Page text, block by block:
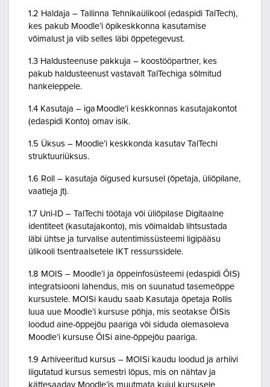
1.2 Haldaja – Tallinna Tehnikaülikool (edaspidi TalTech),
kes pakub Moodle’i õpikeskkonna kasutamise
võimalust ja viib selles läbi õppetegevust.
1.3 Haldusteenuse pakkuja – koostööpartner, kes
pakub haldusteenust vastavalt TalTechiga sõlmitud
hankeleppele.
1.4 Kasutaja – iga Moodle’i keskkonnas kasutajakontot
(edaspidi Konto) omav isik.
1.5 Üksus – Moodle’i keskkonda kasutav TalTechi
struktuuriüksus.
1.6 Roll – kasutaja õigused kursusel (õpetaja, üliõpilane,
vaatleja jt).
1.7 Uni-ID – TalTechi töötaja või üliõpilase Digitaalne
identiteet (kasutajakonto), mis võimaldab lihtsustada
läbi ühtse ja turvalise autentimissüsteemi ligipääsu
ülikooli tsentraalsetele IKT ressurssidele.
1.8 MOIS – Moodle’i ja õppeinfosüsteemi (edaspidi ÕIS)
integratsiooni lahendus, mis on suunatud tasemeõppe
kursustele. MOISi kaudu saab Kasutaja õpetaja Rollis
luua uue Moodle’i kursuse põhja, mis seotakse ÕISis
loodud aine-õppejõu paariga või siduda olemasoleva
Moodle’i kursuse ÕISi aine-õppejõu paariga.
1.9 Arhiveeritud kursus – MOISi kaudu loodud ja arhiivi
liigutatud kursus semestri lõpus, mis on nähtav ja
kättesaadav Moodle’is muutmata kujul kursusele